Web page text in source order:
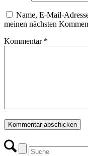
Name, E-Mail-
meinen nächsten
Kommentar *